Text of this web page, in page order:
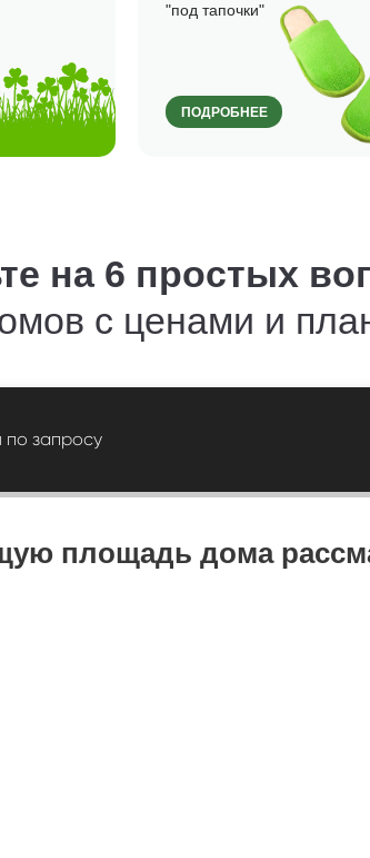
"под тапочки"
ПОДРОБНЕЕ
на 6 простых
с ценами и
по запросу
площадь дома